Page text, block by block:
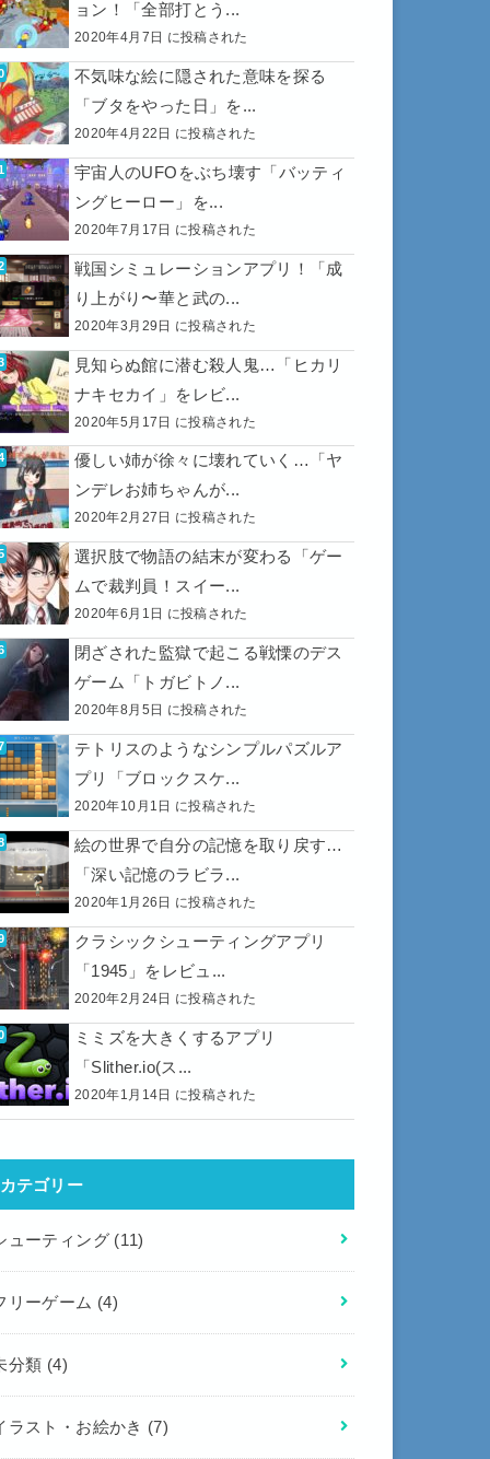
ョン！「全部打とう...
2020年4月7日 に投稿された
不気味な絵に隠された意味を探る
「ブタをやった日」を...
2020年4月22日 に投稿された
宇宙人のUFOをぶち壊す「バッティ
ングヒーロー」を...
2020年7月17日 に投稿された
戦国シミュレーションアプリ！「成
り上がり〜華と武の...
2020年3月29日 に投稿された
見知らぬ館に潜む殺人鬼…「ヒカリ
ナキセカイ」をレビ...
2020年5月17日 に投稿された
優しい姉が徐々に壊れていく…「ヤ
ンデレお姉ちゃんが...
2020年2月27日 に投稿された
選択肢で物語の結末が変わる「ゲー
ムで裁判員！スイー...
2020年6月1日 に投稿された
閉ざされた監獄で起こる戦慄のデス
ゲーム「トガビトノ...
2020年8月5日 に投稿された
テトリスのようなシンプルパズルア
プリ「ブロックスケ...
2020年10月1日 に投稿された
絵の世界で自分の記憶を取り戻す…
「深い記憶のラビラ...
2020年1月26日 に投稿された
クラシックシューティングアプリ
「1945」をレビュ...
2020年2月24日 に投稿された
ミミズを大きくするアプリ
「Slither.io(ス...
2020年1月14日 に投稿された
カテゴリー
ューティング (11)
リーゲーム (4)
分類 (4)
ラスト・お絵かき (7)